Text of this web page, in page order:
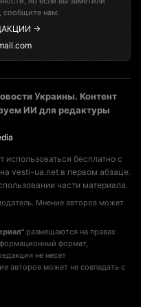
сообщите нам:
→
Украины. Контент
ИИ для редактуры
бесплатно с
vesti-ua.net в первом абзаце.
части материала.
Мнение авторов может
размещаются на правах
формат,
не несет
авторов может не совпадать с